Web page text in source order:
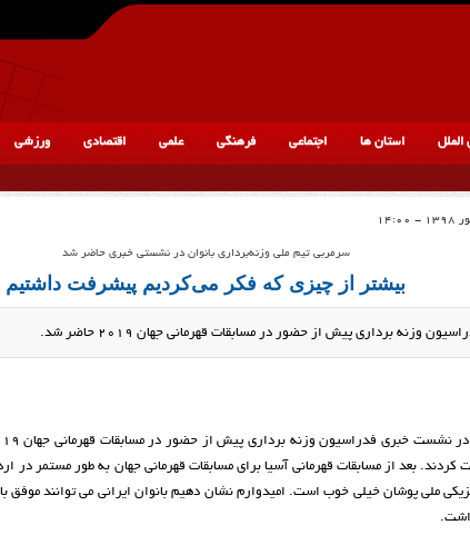
الملل استان ها اجتماعی فرهنگی علمی اقتصادی ورزشی
سرمربی تیم ملی وزنه‌برداری بانوان در نشستی خبری حاضر شد
بیشتر از چیزی که فکر می‌کردیم پیشرفت داشتیم
وزنه برداری پیش از حضور در مسابقات قهرمانی جهان 2019 حاضر شد.
کردند. بعد از مسابقات قهرمانی آسیا برای مسابقات قهرمانی جهان به طور مستمر در
ملی پوشان خیلی خوب است. امیدوارم نشان دهیم بانوان ایرانی می توانند موفق